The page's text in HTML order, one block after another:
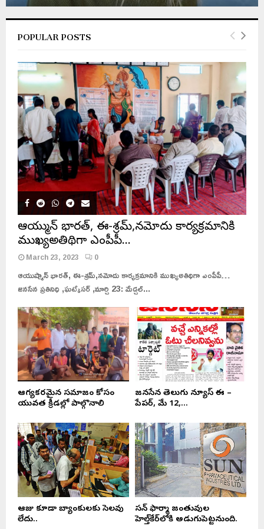
POPULAR POSTS
ఆయుష్మాన్ భారత్, ఈ-శ్రమ్,నమోదు కార్యక్రమానికి
ముఖ్యఅతిథిగా ఎంపీపీ…
March 23, 2023 0
ఆయుష్మాన్ భారత్, ఈ-శ్రమ్,నమోదు కార్యక్రమానికి ముఖ్యఅతిథిగా ఎంపీపీ…
జనసేన ప్రతినిధి ,ఘట్కేసర్ ,మార్చి 23: మేడ్చల్...
ఆరోగ్యకరమైన సమాజం కోసం
యువత క్రీడల్లో పాల్గొనాలి
జనసేన తెలుగు న్యూస్ ఈ –
పేపర్, మే 12,...
ఆరోజు కూడా బ్యాంకులకు సెలవు
లేదు..
సన్ ఫార్మా జంతువుల
హెల్త్‌కేర్‌లోకి అడుగుపెట్టనుంది.